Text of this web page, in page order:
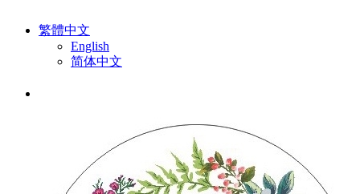
繁體中文
English
简体中文
默認 |熱賣|最高價格
有關母親節花2025 (55 件產品)
最新到貨